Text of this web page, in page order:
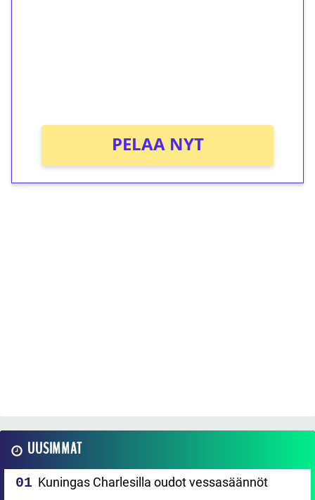
PELAA NYT
UUSIMMAT
Kuningas Charlesilla oudot vessasäännöt